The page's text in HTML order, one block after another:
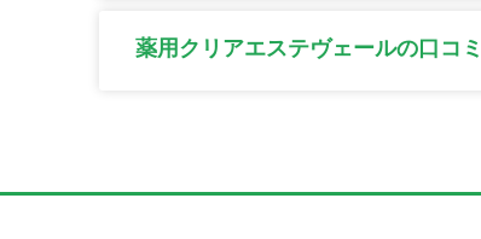
薬用クリアエステヴェールの口コミ